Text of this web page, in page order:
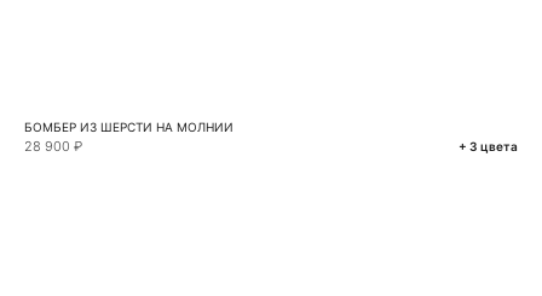
БОМБЕР ИЗ ШЕРСТИ НА МОЛНИИ
28 900 ₽ + 3 цвета